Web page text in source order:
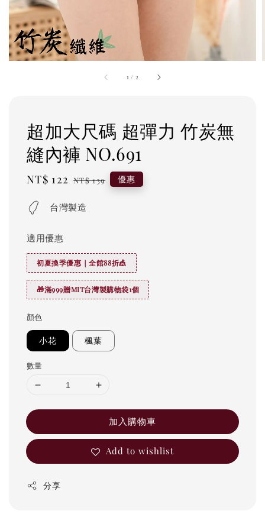
1 / 2
超加大尺碼 超彈力 竹炭無
縫內褲 NO.691
Sale
NT$ 122 Regular
NT$ 139 優惠
台灣製造
適用優惠
初夏換季優惠｜全館88折🎪
🎁滿999贈MIT台灣製購物袋1個
顏色
小花 楓葉
數量
加入購物車
Add to wishlist
分享